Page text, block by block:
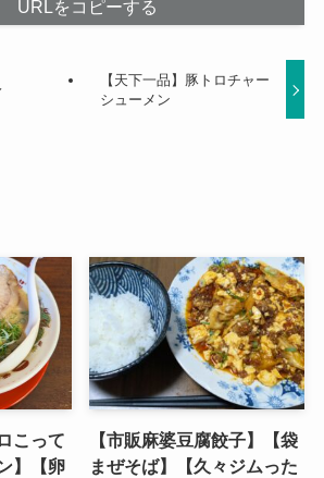
URLをコピーする
【天下一品】豚トロチャー
シューメン
こって
】【卵
【市販麻婆豆腐餃子】【袋
まぜそば】【久々ジムった